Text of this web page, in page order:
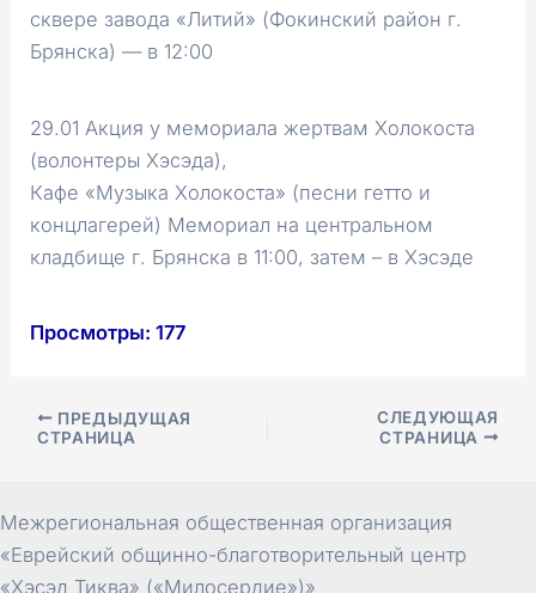
сквере завода «Литий» (Фокинский район г.
Брянска) — в 12:00
29.01 Акция у мемориала жертвам Холокоста
(волонтеры Хэсэда),
Кафе «Музыка Холокоста» (песни гетто и
концлагерей) Мемориал на центральном
кладбище г. Брянска в 11:00, затем – в Хэсэде
Просмотры: 177
Навигация
ПРЕДЫДУЩАЯ
СТРАНИЦА
СЛЕДУЮЩАЯ
СТРАНИЦА
Межрегиональная общественная организация
«Еврейский общинно-благотворительный центр
«Хэсэд Тиква» («Милосердие»)»